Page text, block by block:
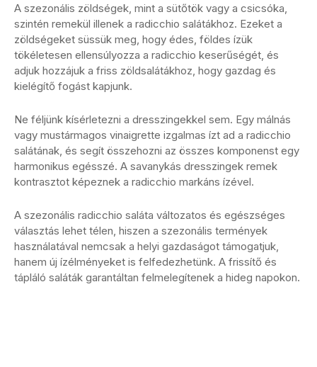
A szezonális zöldségek, mint a sütőtök vagy a csicsóka,
szintén remekül illenek a radicchio salátákhoz. Ezeket a
zöldségeket süssük meg, hogy édes, földes ízük
tökéletesen ellensúlyozza a radicchio keserűségét, és
adjuk hozzájuk a friss zöldsalátákhoz, hogy gazdag és
kielégítő fogást kapjunk.
Ne féljünk kísérletezni a dresszingekkel sem. Egy málnás
vagy mustármagos vinaigrette izgalmas ízt ad a radicchio
salátának, és segít összehozni az összes komponenst egy
harmonikus egésszé. A savanykás dresszingek remek
kontrasztot képeznek a radicchio markáns ízével.
A szezonális radicchio saláta változatos és egészséges
választás lehet télen, hiszen a szezonális termények
használatával nemcsak a helyi gazdaságot támogatjuk,
hanem új ízélményeket is felfedezhetünk. A frissítő és
tápláló saláták garantáltan felmelegítenek a hideg napokon.